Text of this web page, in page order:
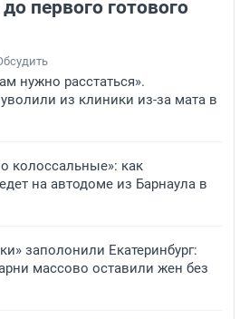
первого готового
нужно расстаться».
из клиники из-за мата в
колоссальные»: как
на автодоме из Барнаула в
заполонили Екатеринбург:
массово оставили жен без